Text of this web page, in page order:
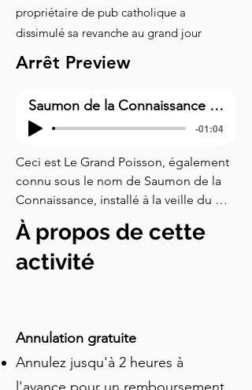
propriétaire de pub catholique a
dissimulé sa revanche au grand jour
Arrêt Preview
Saumon de la Connaissance (Le Grand Poisson)
-01:04
Ceci est Le Grand Poisson, également
connu sous le nom de Saumon de la
Connaissance, installé à la veille du
millénaire pour célébrer la
régénération de la rivière Lagan et de
la région environnante. Le nom
provient d'une célèbre mythologie
Fionn est envoyé pour étudier sous la
sagesse de Finnegas, qui passe sept
ans à essayer d'attraper un saumon
À propos de cette
activité
Annulation gratuite
Annulez jusqu'à 2 heures à